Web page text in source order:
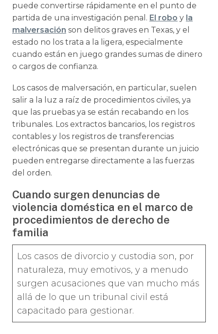
puede convertirse rápidamente en el punto de
partida de una investigación penal. El robo y la
malversación son delitos graves en Texas, y el
estado no los trata a la ligera, especialmente
cuando están en juego grandes sumas de dinero
o cargos de confianza.
Los casos de malversación, en particular, suelen
salir a la luz a raíz de procedimientos civiles, ya
que las pruebas ya se están recabando en los
tribunales. Los extractos bancarios, los registros
contables y los registros de transferencias
electrónicas que se presentan durante un juicio
pueden entregarse directamente a las fuerzas
del orden.
Cuando surgen denuncias de
violencia doméstica en el marco de
procedimientos de derecho de
familia
Los casos de divorcio y custodia son, por
naturaleza, muy emotivos, y a menudo
surgen acusaciones que van mucho más
allá de lo que un tribunal civil está
capacitado para gestionar.